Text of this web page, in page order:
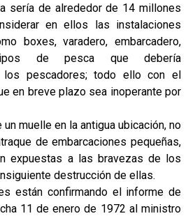
sería de alrededor de 14 millones
en ellos las instalaciones
boxes, varadero, embarcadero,
de pesca que debería
los pescadores; todo ello con el
en breve plazo sea inoperante por
muelle en la antigua ubicación, no
de embarcaciones pequeñas,
expuestas a las bravezas de los
destrucción de ellas.
están confirmando el informe de
11 de enero de 1972 al ministro